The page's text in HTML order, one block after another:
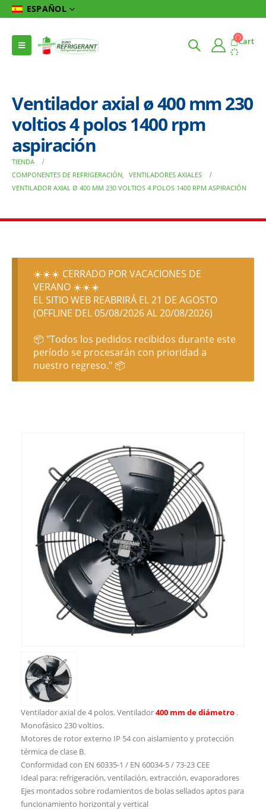
ESPAÑOL
Cart
Ventilador axial ø 400 mm 230
voltios 4 polos 1400 rpm
aspiración
TIENDA
COMPONENTES DE REFRIGERACIÓN, VENTILADORES AXIALES
VENTILADOR AXIAL Ø 400 MM 230 VOLTIOS 4 POLOS 1400 RPM ASPIRACIÓN
☀️☀️☀️ CERRADO POR VACACIONES DE
VERANO ☀️☀️☀️
EL SITIO WEB REABRIRÁ EL 21 DE AGOSTO
(OFFLINE DEL 05/08/2026 AL 20/08/2026)
📦 "Todos los pedidos recibidos durante este
período se procesarán con prioridad a
nuestro regreso." 📦
Ventilador axial de 4 polos. Ventilador400 mm de diámetro .
Monofásico 230 voltios.
Motores de rotor externo IP 54 con aislamiento y protección
térmica de clase B.
Conformidad con EN 60335-1 / EN 60034-5 / 73-23 CEE
Ideal para: refrigeración, ventilación, extracción, evaporadores
Ejes montados sobre rodamientos de bolas sellados aptos para
funcionamiento horizontal y vertical